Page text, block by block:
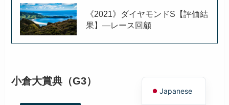
《2021》ダイヤモンドS【評価結
果】―レース回顧
小倉大賞典（G3）
Japanese